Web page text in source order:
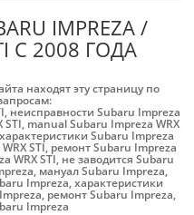
IMPREZA /
С 2008 ГОДА
находят эту страницу по
, неисправности Subaru Impreza
STI, manual Subaru Impreza WRX
характеристики Subaru Impreza
STI, ремонт Subaru Impreza
WRX STI, не заводится Subaru
, мануал Subaru Impreza,
Impreza,характеристики
, ремонт Subaru Impreza,
Impreza